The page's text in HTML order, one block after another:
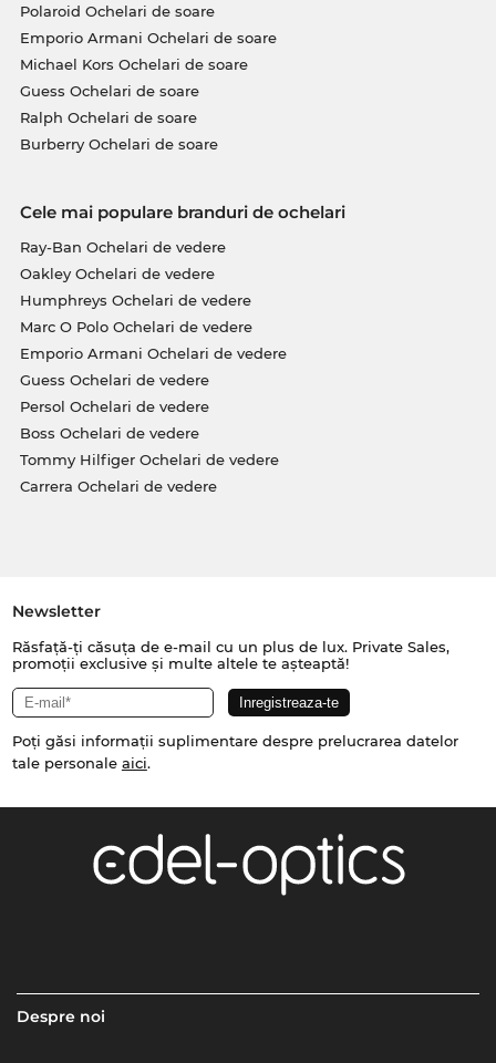
Polaroid Ochelari de soare
Emporio Armani Ochelari de soare
Michael Kors Ochelari de soare
Guess Ochelari de soare
Ralph Ochelari de soare
Burberry Ochelari de soare
Cele mai populare branduri de ochelari
Ray-Ban Ochelari de vedere
Oakley Ochelari de vedere
Humphreys Ochelari de vedere
Marc O Polo Ochelari de vedere
Emporio Armani Ochelari de vedere
Guess Ochelari de vedere
Persol Ochelari de vedere
Boss Ochelari de vedere
Tommy Hilfiger Ochelari de vedere
Carrera Ochelari de vedere
Newsletter
Răsfață-ți căsuța de e-mail cu un plus de lux. Private Sales,
promoții exclusive și multe altele te așteaptă!
Poți găsi informații suplimentare despre prelucrarea datelor
tale personale aici.
Despre noi